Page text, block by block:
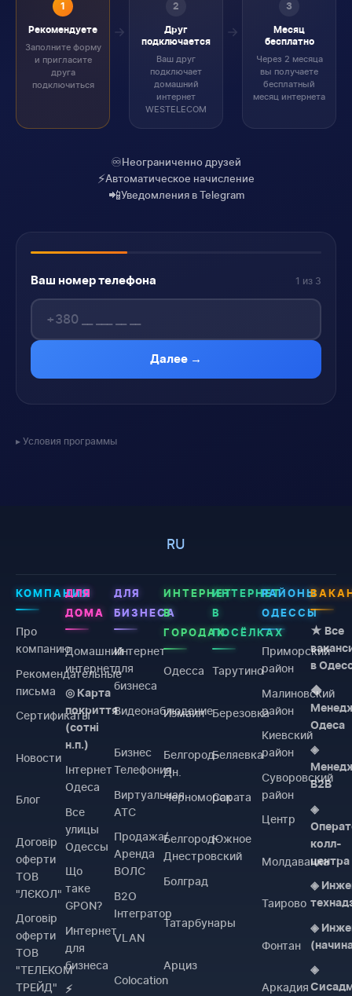
1
Рекомендуете
Заполните форму
и пригласите
друга
подключиться
2
Друг
подключается
Ваш друг
подключает
домашний
интернет
WESTELECOM
3
Месяц
бесплатно
Через 2 месяца
вы получаете
бесплатный
месяц интернета
♾️Неограниченно друзей
⚡Автоматическое начисление
📲Уведомления в Telegram
Ваш номер телефона 1 из 3
Далее →
Условия программы
RU
КОМПАНИЯ
Про
компанию
Рекомендательные
письма
Сертификаты
Новости
Блог
Договiр
оферти
ТОВ
"ЛЄКОЛ"
Договiр
оферти
ТОВ
"ТЕЛЕКОМ
ТРЕЙД"
ДЛЯ
ДОМА
Домашний
интернет
◎ Карта
покриття
(сотні
н.п.)
Інтернет
Одеса
Все
улицы
Одессы
Що
таке
GPON?
Интернет
для
бизнеса
⚡
ДЛЯ
БИЗНЕСА
Интернет
для
бизнеса
Видеонаблюдение
Бизнес
Телефония
Виртуальная
АТС
Продажа/
Аренда
ВОЛС
B2O
Інтегратор
VLAN
Colocation
ИНТЕРНЕТ
В
ГОРОДАХ
Одесса
Измаил
Белгород-
Дн.
Черноморск
Белгород-
Днестровский
Болград
Татарбунары
Арциз
ИНТЕРНЕТ
В
ПОСЁЛКАХ
Тарутино
Березовка
Беляевка
Сарата
Южное
РАЙОНЫ
ОДЕССЫ
Приморский
район
Малиновский
район
Киевский
район
Суворовский
район
Центр
Молдаванка
Таирово
Фонтан
Аркадия
★ Все
в
◆
Одеса
◈
B2B
◈
колл-
центра
◈
◈
◈